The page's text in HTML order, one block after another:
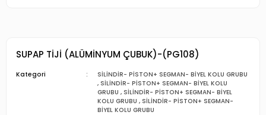
SUPAP TİJİ (ALÜMİNYUM ÇUBUK)-(PG108)
Kategori
SİLİNDİR- PİSTON+ SEGMAN- BİYEL KOLU GRUBU
, SİLİNDİR- PİSTON+ SEGMAN- BİYEL KOLU
GRUBU , SİLİNDİR- PİSTON+ SEGMAN- BİYEL
KOLU GRUBU , SİLİNDİR- PİSTON+ SEGMAN-
BİYEL KOLU GRUBU